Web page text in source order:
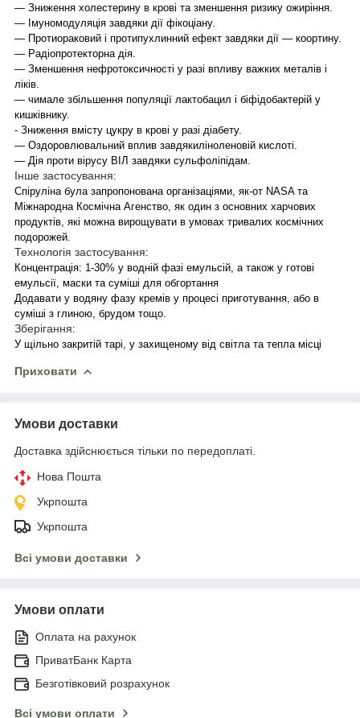
— Зниження холестерину в крові та зменшення ризику ожиріння.
— Імуномодуляція завдяки дії фікоціану.
— Протиораковий і протипухлинний ефект завдяки дії — коортину.
— Радіопротекторна дія.
— Зменшення нефротоксичності у разі впливу важких металів і
ліків.
— чимале збільшення популяції лактобацил і біфідобактерій у
кишківнику.
- Зниження вмісту цукру в крові у разі діабету.
— Оздоровлювальний вплив завдякиліноленовій кислоті.
— Дія проти вірусу ВІЛ завдяки сульфоліпідам.
Інше застосування:
Спіруліна була запропонована організаціями, як-от NASA та
Міжнародна Космічна Агенство, як один з основних харчових
продуктів, які можна вирощувати в умовах тривалих космічних
подорожей.
Технологія застосування:
Концентрація: 1-30% у водній фазі емульсій, а також у готові
емульсії, маски та суміші для обгортання
Додавати у водяну фазу кремів у процесі приготування, або в
суміші з глиною, брудом тощо.
Зберігання:
У щільно закритій тарі, у захищеному від світла та тепла місці
Приховати
Умови доставки
Доставка здійснюється тільки по передоплаті.
Нова Пошта
Укрпошта
Укрпошта
Всі умови доставки
Умови оплати
Оплата на рахунок
ПриватБанк Карта
Безготівковий розрахунок
Всі умови оплати